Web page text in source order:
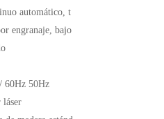
automático, t
engranaje, bajo
60Hz 50Hz
láser